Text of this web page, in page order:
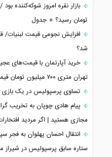
بازار نقره امروز شوکه‌کننده
تومان رسید؟ + جدول
افزایش نجومی قیمت لبنیات/
شد؟
خرید آپارتمان با قیمت‌های
تهران متری ۷۰۰ میلیون تومان قیمت خورد + جدول
تساوی پرسپولیس در یک بازی
پیام هادی چوپان به تخریب
مجازی هستید | اگر مردید
انتقال احسان پهلوان به
ستاره سابق پرسپولیس در شیراز